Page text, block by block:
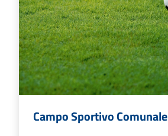
Campo Sportivo Comunale